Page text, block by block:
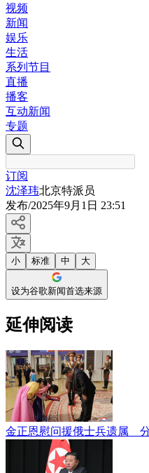
视频
新闻
娱乐
生活
系列节目
直播
播客
互动新闻
专题
订阅
沈泽玮北京特派员
发布/2025年9月1日 23:51
小 标准 中 大
设为谷歌新闻首选来源
延伸阅读
金正恩慰问援俄士兵遗属